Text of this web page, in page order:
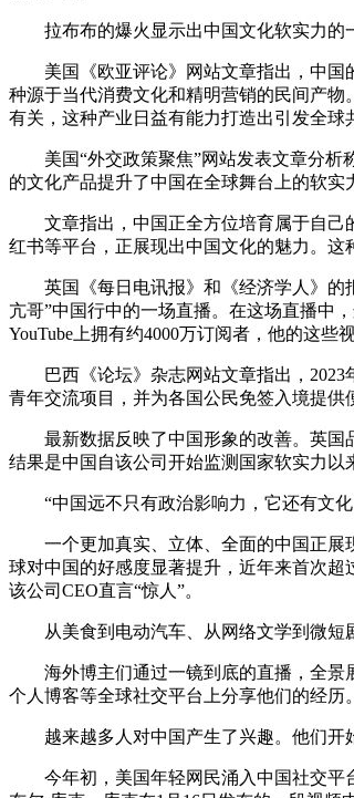
拉布布的爆火显示出中国文化软实力的一
美国《欧亚评论》网站文章指出，中国的
种源于当代消费文化和精明营销的民间产
有关，这种产业日益有能力打造出引发全球
美国“外交政策聚焦”网站发表文章分析称
的文化产品提升了中国在全球舞台上的软实
文章指出，中国正全方位培育属于自己的
红书等平台，正展现出中国文化的魅力。这
英国《每日电讯报》和《经济学人》的报
亢哥”中国行中的一场直播。在这场直播中
YouTube上拥有约4000万订阅者，他的这些
巴西《论坛》杂志网站文章指出，2023
青年交流项目，并为各国公民免签入境提供
最新数据反映了中国形象的改善。英国品
结果是中国自该公司开始监测国家软实力以
“中国远不只有政治影响力，它还有文化
一个更加真实、立体、全面的中国正展现
球对中国的好感度显著提升，近年来首次
该公司CEO直言“惊人”。
从美食到电动汽车、从网络文学到微短剧
海外博主们通过一镜到底的直播，全景展
个人博客等全球社交平台上分享他们的经历
越来越多人对中国产生了兴趣。他们开始
今年初，美国年轻网民涌入中国社交平台